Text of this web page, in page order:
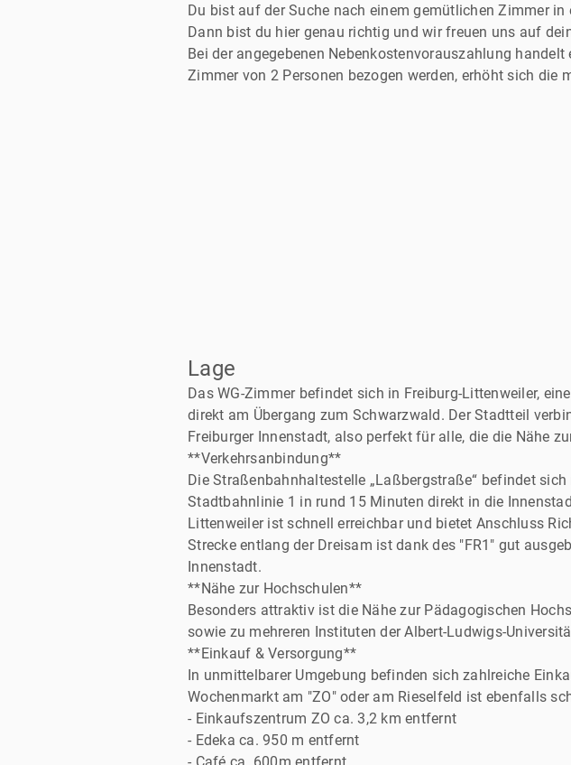
Du bist auf der Suche nach einem gemütlichen Zimmer in
Dann bist du hier genau richtig und wir freuen uns auf
Bei der angegebenen Nebenkostenvorauszahlung
Zimmer von 2 Personen bezogen werden, erhöht sich die
Lage
Das WG-Zimmer befindet sich in Freiburg-Littenweiler,
direkt am Übergang zum Schwarzwald. Der Stadtteil
Freiburger Innenstadt, also perfekt für alle, die die Nähe
**Verkehrsanbindung**
Die Straßenbahnhaltestelle „Laßbergstraße“ befindet
Stadtbahnlinie 1 in rund 15 Minuten direkt in die
Littenweiler ist schnell erreichbar und bietet Anschluss
Strecke entlang der Dreisam ist dank des "FR1" gut
Innenstadt.
**Nähe zur Hochschulen**
Besonders attraktiv ist die Nähe zur Pädagogischen
sowie zu mehreren Instituten der Albert-Ludwigs-
**Einkauf & Versorgung**
In unmittelbarer Umgebung befinden sich zahlreiche
Wochenmarkt am "ZO" oder am Rieselfeld ist ebenfalls
- Einkaufszentrum ZO ca. 3,2 km entfernt
- Edeka ca. 950 m entfernt